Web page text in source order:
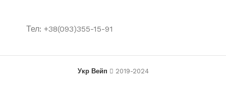
Тел: +38(093)355-15-91
Укр Вейп 2019-2024